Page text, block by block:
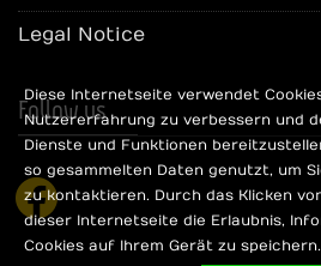
Legal Notice
Follow us
facebook
Diese Internetseite verwendet
Nutzererfahrung zu verbessern und
Dienste und Funktionen
so gesammelten Daten genutzt, um
zu kontaktieren. Durch das Klicken
dieser Internetseite die Erlaubnis,
Cookies auf Ihrem Gerät zu speichern.